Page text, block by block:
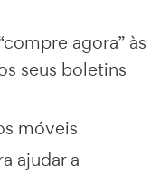
agora” às
seus boletins
móveis
ajudar a